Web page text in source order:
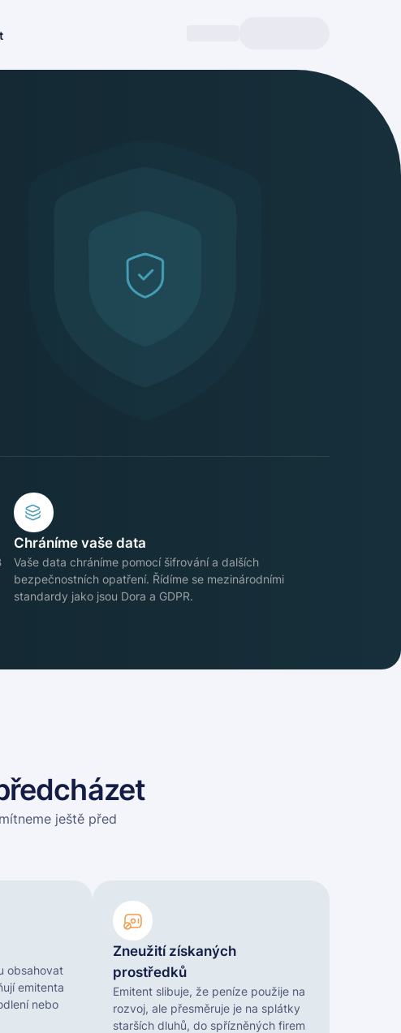
Chráníme vaše data
Vaše data chráníme pomocí šifrování a dalších
bezpečnostních opatření. Řídíme se mezinárodními
standardy jako jsou Dora a GDPR.
ještě před
obsahovat
emitenta
nebo
Zneužití získaných
prostředků
Emitent slibuje, že peníze použije na
rozvoj, ale přesměruje je na splátky
starších dluhů, do spřízněných firem